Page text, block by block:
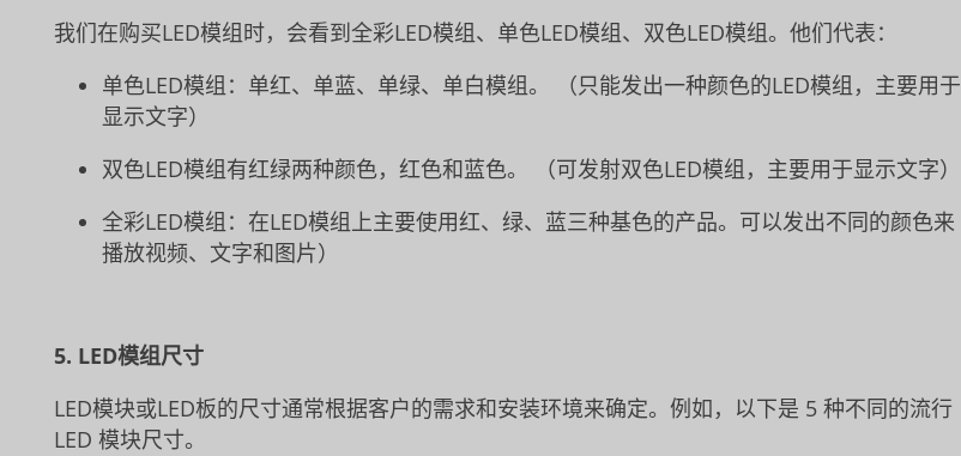
我们在购买LED模组时，会看到全彩LED模组、单色LED模组、双色LED模组。他们代表：
单色LED模组：单红、单蓝、单绿、单白模组。 （只能发出一种颜色的LED模组，主要用于
显示文字）
双色LED模组有红绿两种颜色，红色和蓝色。 （可发射双色LED模组，主要用于显示文字）
全彩LED模组：在LED模组上主要使用红、绿、蓝三种基色的产品。可以发出不同的颜色来
播放视频、文字和图片）
5. LED模组尺寸
LED模块或LED板的尺寸通常根据客户的需求和安装环境来确定。例如，以下是 5 种不同的流行
LED 模块尺寸。